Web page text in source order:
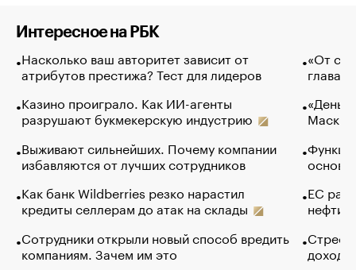
Интересное на РБК
Насколько ваш авторитет зависит от
атрибутов престижа? Тест для лидеров
Казино проиграло. Как ИИ-агенты
разрушают букмекерскую индустрию
Выживают сильнейших. Почему компании
избавляются от лучших сотрудников
Как банк Wildberries резко нарастил
кредиты селлерам до атак на склады
Сотрудники открыли новый способ вредить
компаниям. Зачем им это
«От
глава
Маск в
основ
ЕС
нефти